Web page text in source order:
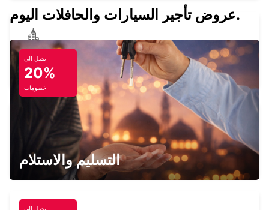
BOTTROP NEARBY MAINSTATION
BOTTROP - GERMANY
ESSEN 24H-SERVICE
ESSEN - GERMANY
عروض تأجير السيارات والحافلات اليوم.
تصل الى
20%
خصومات
التسليم والاستلام
تصل الى